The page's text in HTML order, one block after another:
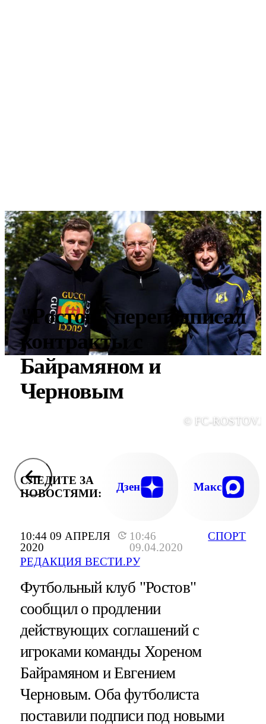
10:44 09 АПРЕЛЯ
2020
10:46
09.04.2020
РЕДАКЦИЯ ВЕСТИ.РУ
СПОРТ
"Ростов" переподписал
контракты с
Байрамяном и
Черновым
© FC-
СЛЕДИТЕ ЗА
НОВОСТЯМИ:
Дзен Макс
Футбольный клуб "Ростов"
сообщил о продлении
действующих соглашений с
игроками команды Хореном
Байрамяном и Евгением
Черновым. Оба футболиста
поставили подписи под новыми